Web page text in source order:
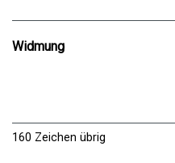
Widmung
160 Zeichen übrig